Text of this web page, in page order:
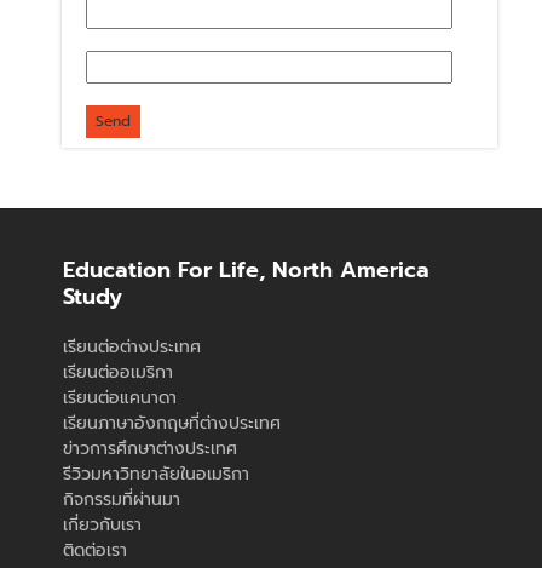
Education For Life, North America
Study
เรียนต่อต่างประเทศ
เรียนต่ออเมริกา
เรียนต่อแคนาดา
เรียนภาษาอังกฤษที่ต่างประเทศ
ข่าวการศึกษาต่างประเทศ
รีวิวมหาวิทยาลัยในอเมริกา
กิจกรรมที่ผ่านมา
เกี่ยวกับเรา
ติดต่อเรา